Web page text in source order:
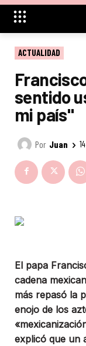
ACTUALIDAD
sentido
mi país"
Por Juan
El papa
cadena
más repasó la
enojo de los
explicó que un